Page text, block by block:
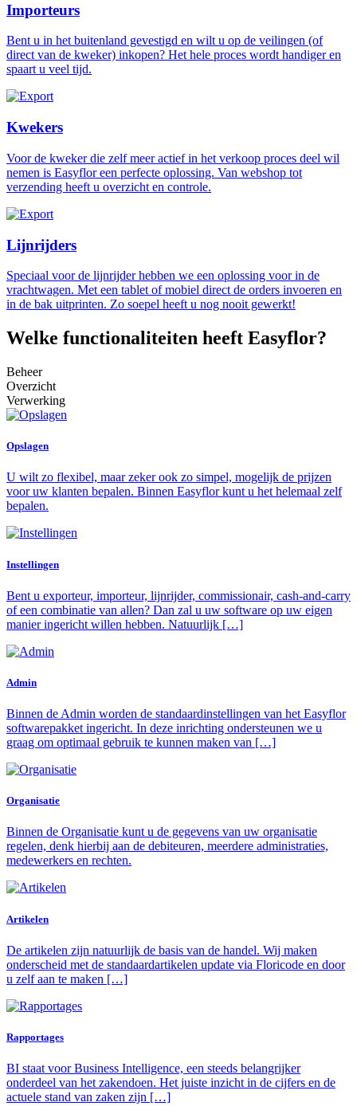
Importeurs
Bent u in het buitenland gevestigd en wilt u op de veilingen (of
direct van de kweker) inkopen? Het hele proces wordt handiger en
spaart u veel tijd.
Kwekers
Voor de kweker die zelf meer actief in het verkoop proces deel wil
nemen is Easyflor een perfecte oplossing. Van webshop tot
verzending heeft u overzicht en controle.
Lijnrijders
Speciaal voor de lijnrijder hebben we een oplossing voor in de
vrachtwagen. Met een tablet of mobiel direct de orders invoeren en
in de bak uitprinten. Zo soepel heeft u nog nooit gewerkt!
Welke functionaliteiten heeft Easyflor?
Beheer
Overzicht
Verwerking
Opslagen
U wilt zo flexibel, maar zeker ook zo simpel, mogelijk de prijzen
voor uw klanten bepalen. Binnen Easyflor kunt u het helemaal zelf
bepalen.
Instellingen
Bent u exporteur, importeur, lijnrijder, commissionair, cash-and-carry
of een combinatie van allen? Dan zal u uw software op uw eigen
manier ingericht willen hebben. Natuurlijk […]
Admin
Binnen de Admin worden de standaardinstellingen van het Easyflor
softwarepakket ingericht. In deze inrichting ondersteunen we u
graag om optimaal gebruik te kunnen maken van […]
Organisatie
Binnen de Organisatie kunt u de gegevens van uw organisatie
regelen, denk hierbij aan de debiteuren, meerdere administraties,
medewerkers en rechten.
Artikelen
De artikelen zijn natuurlijk de basis van de handel. Wij maken
onderscheid met de standaardartikelen update via Floricode en door
u zelf aan te maken […]
Rapportages
BI staat voor Business Intelligence, een steeds belangrijker
onderdeel van het zakendoen. Het juiste inzicht in de cijfers en de
actuele stand van zaken zijn […]